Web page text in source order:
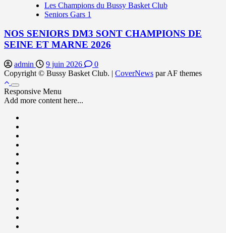
Les Champions du Bussy Basket Club
Seniors Gars 1
NOS SENIORS DM3 SONT CHAMPIONS DE
SEINE ET MARNE 2026
admin 9 juin 2026
0
Copyright © Bussy Basket Club. | CoverNews par AF themes
Responsive Menu
Add more content here...